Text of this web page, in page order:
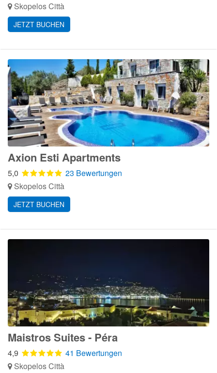
Skopelos Città
JETZT BUCHEN
Axion Esti Apartments
5,0
23 Bewertungen
Skopelos Città
JETZT BUCHEN
Maistros Suites - Péra
4,9
41 Bewertungen
Skopelos Città